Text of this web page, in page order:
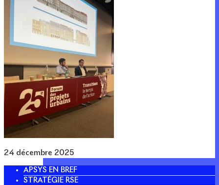
24 décembre 2025
APSYS EN BREF
STRATÉGIE RSE